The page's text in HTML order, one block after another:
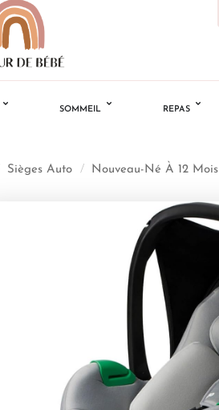
SOMMEIL REPAS
Sièges Auto / Nouveau-Né À 12 Mois